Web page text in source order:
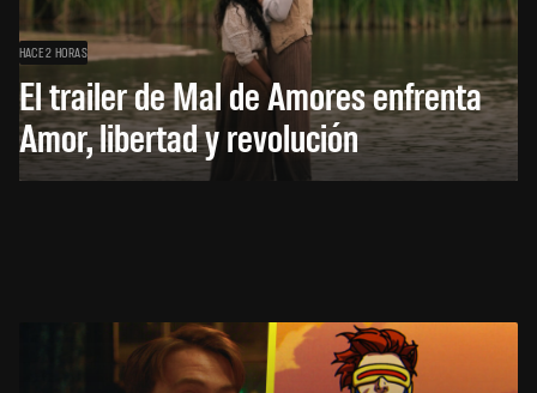
HACE 2 HORAS
El trailer de Mal de Amores enfrenta
Amor, libertad y revolución